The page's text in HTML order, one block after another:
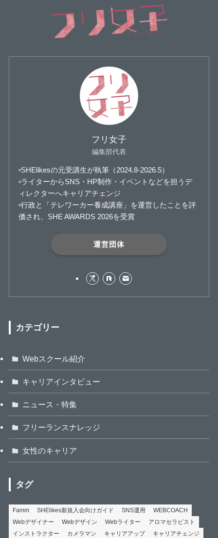
フリ女子
編集部代表
▫️SHElikesの元受講生が執筆（2024.8-2026.5）
▫️ライターからSNS・HP制作・イベントなどを担うデ
ィレクターへキャリアチェンジ
▫️行政と「テレワーカー養成講座」を運営したことを評
価され、SHE AWARDS 2026を受賞
運営団体
カテゴリー
Webスクール紹介
キャリアインタビュー
ニュース・特集
フリーランスナレッジ
女性のキャリア
タグ
Famm SHElikes新規入会向けガイド SNS運用
WEBCOACH
Webデザイナー
Webデザイン Webライター
アロマセラピスト
インストラクター
カメラマン キャリアアップ
キャリアチェンジ